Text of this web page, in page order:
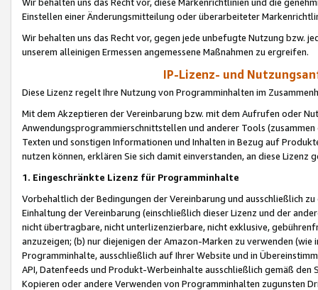
Einstellen einer Änderungsmitteilung oder überarbeiteter
Wir behalten uns das Recht vor, gegen jede unbefugte Nutzung bzw.
unserem alleinigen Ermessen angemessene Maßnahmen zu ergreifen.
IP-Lizenz- und
Diese Lizenz regelt Ihre Nutzung von Programminhalten im
Mit dem Akzeptieren der Vereinbarung bzw. mit dem Aufrufen oder
Anwendungsprogrammierschnittstellen und anderer Tools (zusammen
Texten und sonstigen Informationen und Inhalten in Bezug auf
nutzen können, erklären Sie sich damit einverstanden, an diese Lizenz
1. Eingeschränkte Lizenz für Programminhalte
Vorbehaltlich der Bedingungen der Vereinbarung und ausschließlich
Einhaltung der Vereinbarung (einschließlich dieser Lizenz und der
nicht übertragbare, nicht unterlizenzierbare, nicht exklusive,
anzuzeigen; (b) nur diejenigen der Amazon-Marken zu verwenden
Programminhalte, ausschließlich auf Ihrer Website und in
API, Datenfeeds und Produkt-Werbeinhalte ausschließlich gemäß
Kopieren oder andere Verwenden von Programminhalten zugunsten